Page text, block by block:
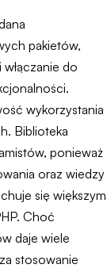
pakietów,
do
wykorzystania
Biblioteka
ponieważ
oraz wiedzy
się większym
Choć
daje wiele
stosowanie